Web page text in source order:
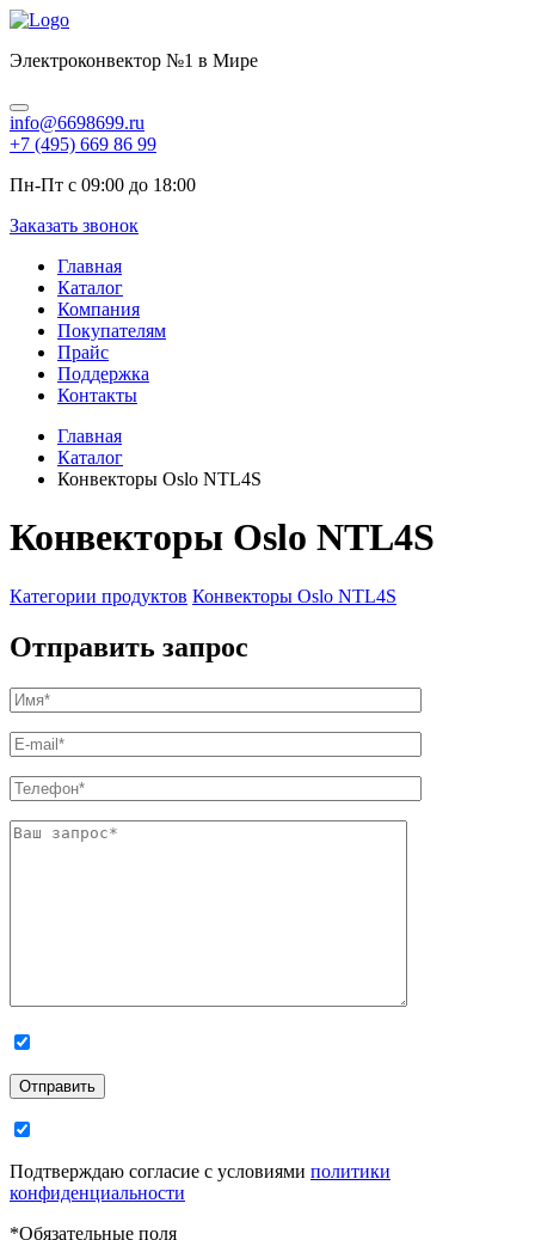
Электроконвектор №1 в Мире
info@6698699.ru
+7 (495) 669 86 99
Пн-Пт с 09:00 до 18:00
Заказать звонок
Главная
Каталог
Компания
Покупателям
Прайс
Поддержка
Контакты
Главная
Каталог
Конвекторы Oslo NTL4S
Конвекторы Oslo NTL4S
Категории продуктов Конвекторы Oslo NTL4S
Отправить запрос
Отправить
Подтверждаю согласие с условиями политики
конфиденциальности
*Обязательные поля